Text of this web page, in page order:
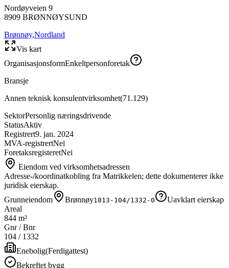
Nordøyveien 9
8909 BRØNNØYSUND
Brønnøy,Nordland
Vis kart
OrganisasjonsformEnkeltpersonforetak
Bransje
Annen teknisk konsulentvirksomhet(71.129)
SektorPersonlig næringsdrivende
StatusAktiv
Registrert9. jan. 2024
MVA-registrertNei
ForetaksregisteretNei
Eiendom ved virksomhetsadressen
Adresse-/koordinatkobling fra Matrikkelen; dette dokumenterer ikke
juridisk eierskap.
Grunneiendom
Brønnøy1813-104/1332-0
Uavklart eierskap
Areal
844 m²
Gnr / Bnr
104 / 1332
Enebolig(Ferdigattest)
Bekreftet bygg